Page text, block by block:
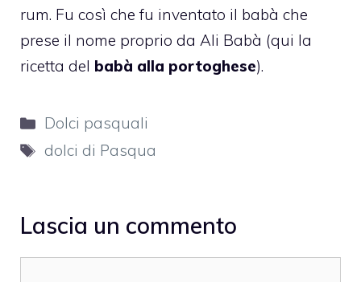
rum. Fu così che fu inventato il babà che
prese il nome proprio da Ali Babà (qui la
ricetta del babà alla portoghese).
Categorie
Dolci pasquali
Tag
dolci di Pasqua
Lascia un commento